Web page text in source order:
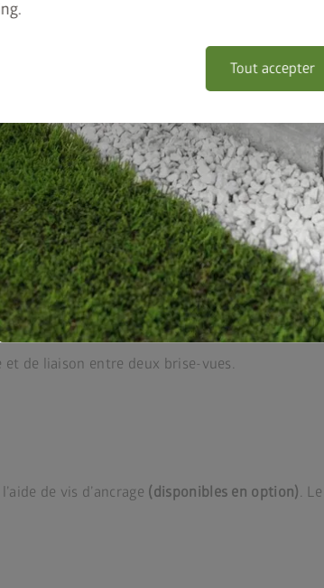
Tout accepter
de liaison entre deux brise-vues.
de vis d’ancrage (disponibles en option).